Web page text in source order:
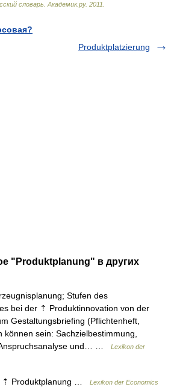
словарь Академик.ру. 2011
Produktplatzierung
"Produktplanung" в других
Stufen des
bei der ⇡ Produktinnovation von der
Gestaltungsbriefing (Pflichtenheft,
können sein: Sachzielbestimmung,
und… …
Lexikon der
Produktplanung … Lexikon der Economics